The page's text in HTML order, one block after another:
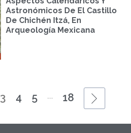
Astronómicos De El Castillo
De Chichén Itzá, En
Arqueología Mexicana
3 4 5 ... 18